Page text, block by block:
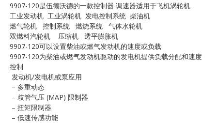
9907-120是伍德沃德的一款控制器 调速器适用于飞机涡轮机
工业发动机 工业涡轮机 发电控制系统 柴油机
燃气轮机 控制系统 燃烧系统 气体水轮机
双燃料汽轮机 压缩机 透平膨胀机
9907-120可以设置柴油或燃气发动机的速度或负载
9907-120为柴油或燃气发动机驱动的发电机提供负载分配和速度
控制
发动机/发电机或泵应用
– 多重动态
– 歧管气压 (MAP) 限制器
– 扭矩限制器
– 低速传感功能